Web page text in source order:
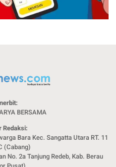
BERSAMA
Redaksi:
Bara Kec. Sangatta Utara RT. 11
(Cabang)
No. 2a Tanjung Redeb, Kab. Berau